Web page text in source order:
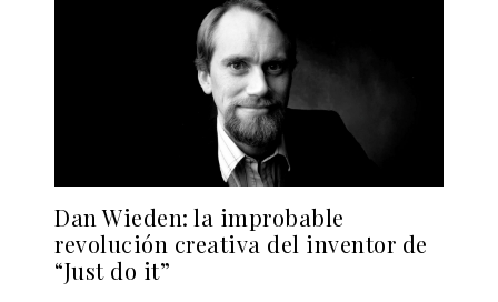
Dan Wieden: la improbable
revolución creativa del inventor de
“Just do it”